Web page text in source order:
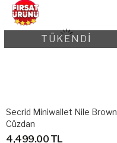
TÜKENDİ
Secrid Miniwallet Nile Brown
Cüzdan
4,499.00 TL